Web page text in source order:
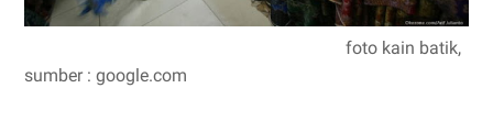
foto kain batik,
sumber : google.com